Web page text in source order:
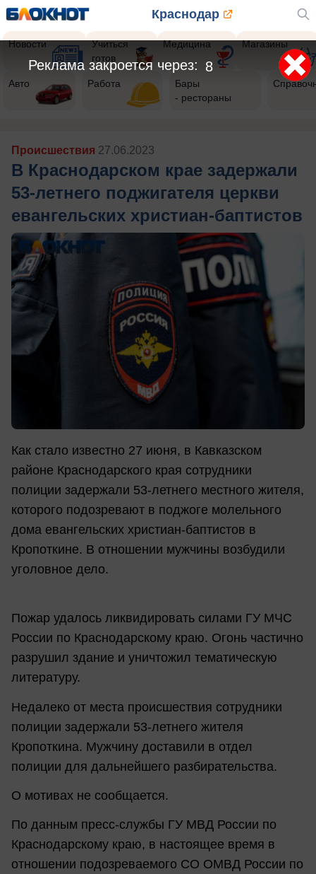
Краснодар
Новости
Учиться
готов
Медицина Магазины
Авто Работа
Бары
- рестораны
Происшествия 27.06.2023
В Краснодарском крае задержали
53-летнего поджигателя церкви
евангельских христиан-баптистов
Как стало известно 27 июня, в Кавказском
районе Краснодарского края сотрудники
полиции задержали 53-летнего местного жителя,
которого подозревают в поджоге молельного
дома евангельских христиан-баптистов в
Кропоткине. В отношении мужчины возбудили
уголовное дело.
Пожар удалось ликвидировать силами ГУ МЧС
России по Краснодарскому краю. Огонь частично
разрушил здание и уничтожил тематическую
литературу.
Недалеко от места происшествия сотрудники
полиции задержали 53-летнего жителя
Кропоткина. Мужчину доставили в отдел
полиции для дальнейшего разбирательства.
О мотивах не сообщается.
По данным пресс-службы ГУ МВД России по
Краснодарскому краю, в настоящее время в
отношении подозреваемого СО ОМВД России по
5
Реклама закроется через: